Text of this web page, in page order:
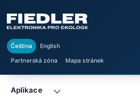
Čeština
English
Partnerská zóna
Mapa stránek
Aplikace